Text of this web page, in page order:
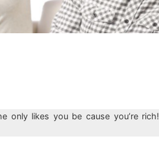
only likes you be cause you’re rich!